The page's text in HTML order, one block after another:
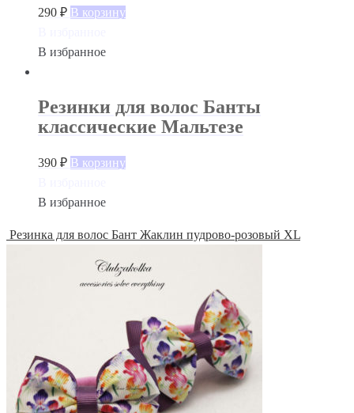
290 ₽ В корзину
В избранное
Резинки для волос Банты
классические Мальтезе
390 ₽ В корзину
В избранное
Резинка для волос Бант Жаклин пудрово-розовый XL